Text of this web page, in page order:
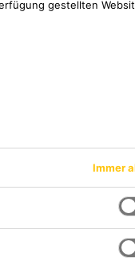
gestellten
Immer